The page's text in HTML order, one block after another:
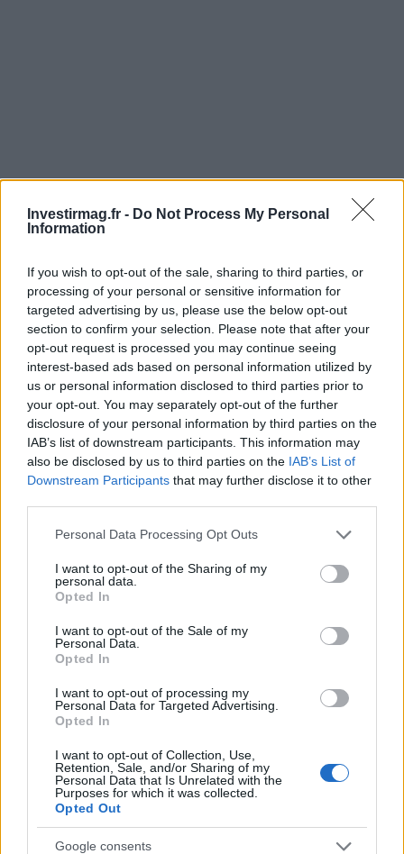
Investirmag.fr - Do Not Process My Personal
Information
If you wish to opt-out of the sale, sharing to third parties, or
processing of your personal or sensitive information for
targeted advertising by us, please use the below opt-out
section to confirm your selection. Please note that after your
opt-out request is processed you may continue seeing
interest-based ads based on personal information utilized by
us or personal information disclosed to third parties prior to
your opt-out. You may separately opt-out of the further
disclosure of your personal information by third parties on the
IAB’s list of downstream participants. This information may
also be disclosed by us to third parties on the IAB’s List of
Downstream Participants that may further disclose it to other
Please note that this website/app uses one or more Google
not limited to your visit or usage behaviour. You may click to
grant or deny consent to Google and its third-party tags to
use your data for below specified purposes in below Google
consent section.
Personal Data Processing Opt Outs
I want to opt-out of the Sharing of my
personal data.
Opted In
I want to opt-out of the Sale of my
Personal Data.
Opted In
I want to opt-out of processing my
Personal Data for Targeted Advertising.
Opted In
I want to opt-out of Collection, Use,
Retention, Sale, and/or Sharing of my
Personal Data that Is Unrelated with the
Purposes for which it was collected.
Opted Out
Google consents
Continuez la lecture
Brent chute de 8,3 % : le pétrole en net repli malgré un or
résilient
Juliette Bernard · 6 Août 2026
NEWS